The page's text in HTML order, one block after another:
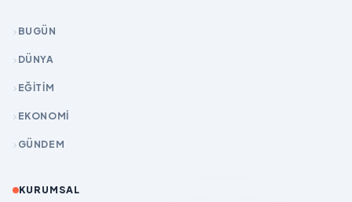
BUGÜN
DÜNYA
EĞİTİM
EKONOMİ
GÜNDEM
KURUMSAL